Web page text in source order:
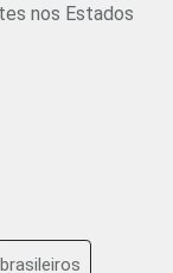
nos Estados
brasileiros